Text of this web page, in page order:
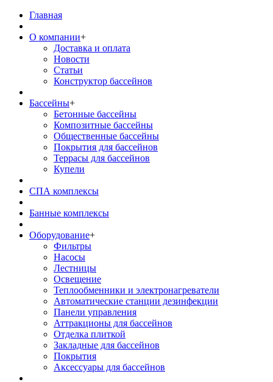
Главная
О компании+
Доставка и оплата
Новости
Статьи
Конструктор бассейнов
Бассейны+
Бетонные бассейны
Композитные бассейны
Общественные бассейны
Покрытия для бассейнов
Террасы для бассейнов
Купели
СПА комплексы
Банные комплексы
Оборудование+
Фильтры
Насосы
Лестницы
Освещение
Теплообменники и электронагреватели
Автоматические станции дезинфекции
Панели управления
Аттракционы для бассейнов
Отделка плиткой
Закладные для бассейнов
Покрытия
Аксессуары для бассейнов